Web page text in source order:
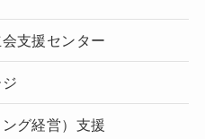
支援センター
グ経営）支援